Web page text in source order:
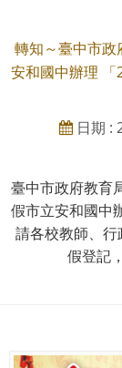
轉知～臺中市政
安和國中辦理
日期 :
臺中市政府教育
假市立安和國中
請各校教師、
假登記